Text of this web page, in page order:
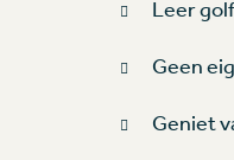
Leer
Geen
Geniet